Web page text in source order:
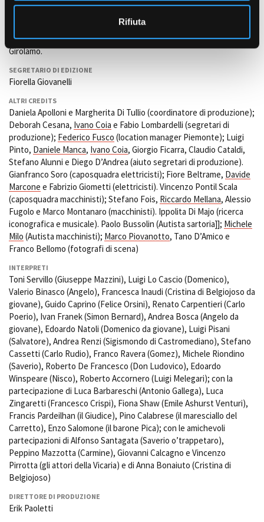
Rifiuta
(A.O.S.M. Piemonte, Casting figurazioni speciali e
capogruppo), Marilee Reina (Assistente A.O.S.M.), Sonia Di
Girolamo.
SEGRETARIO DI EDIZIONE
Fiorella Giovanelli
ALTRI CREDITS
Daniela Apolloni e Margherita Di Tullio (coordinatore di produzione);
Deborah Cesana, Ivano Coia e Fabio Lombardelli (segretari di
produzione); Federico Fusco (location manager Piemonte); Luigi
Pinto, Daniele Manca, Ivano Coia, Giorgio Ficarra, Claudio Cataldi,
Stefano Alunni e Diego D’Andrea (aiuto segretari di produzione).
Gianfranco Soro (caposquadra elettricisti); Fiore Beltrame, Davide
Marcone e Fabrizio Giometti (elettricisti). Vincenzo Pontil Scala
(caposquadra macchinisti); Stefano Fois, Riccardo Mellana, Alessio
Fugolo e Marco Montanaro (macchinisti). Ippolita Di Majo (ricerca
iconografica e musicale). Paolo Bussolin (Autista sartoria]]; Michele
Milo (Autista macchinisti); Marco Piovanotto, Tano D’Amico e
Franco Bellomo (fotografi di scena)
INTERPRETI
Toni Servillo (Giuseppe Mazzini), Luigi Lo Cascio (Domenico),
Valerio Binasco (Angelo), Francesca Inaudi (Cristina di Belgiojoso da
giovane), Guido Caprino (Felice Orsini), Renato Carpentieri (Carlo
Poerio), Ivan Franek (Simon Bernard), Andrea Bosca (Angelo da
giovane), Edoardo Natoli (Domenico da giovane), Luigi Pisani
(Salvatore), Andrea Renzi (Sigismondo di Castromediano), Stefano
Cassetti (Carlo Rudio), Franco Ravera (Gomez), Michele Riondino
(Saverio), Roberto De Francesco (Don Ludovico), Edoardo
Winspeare (Nisco), Roberto Accornero (Luigi Melegari); con la
partecipazione di Luca Barbareschi (Antonio Gallega), Luca
Zingaretti (Francesco Crispi), Fiona Shaw (Emile Ashurst Venturi),
Francis Pardeilhan (il Giudice), Pino Calabrese (il maresciallo del
Carretto), Enzo Salomone (il barone Pica); con le amichevoli
partecipazioni di Alfonso Santagata (Saverio o’trappetaro),
Peppino Mazzotta (Carmine), Giovanni Calcagno e Vincenzo
Pirrotta (gli attori della Vicaria) e di Anna Bonaiuto (Cristina di
Belgiojoso)
DIRETTORE DI PRODUZIONE
Erik Paoletti